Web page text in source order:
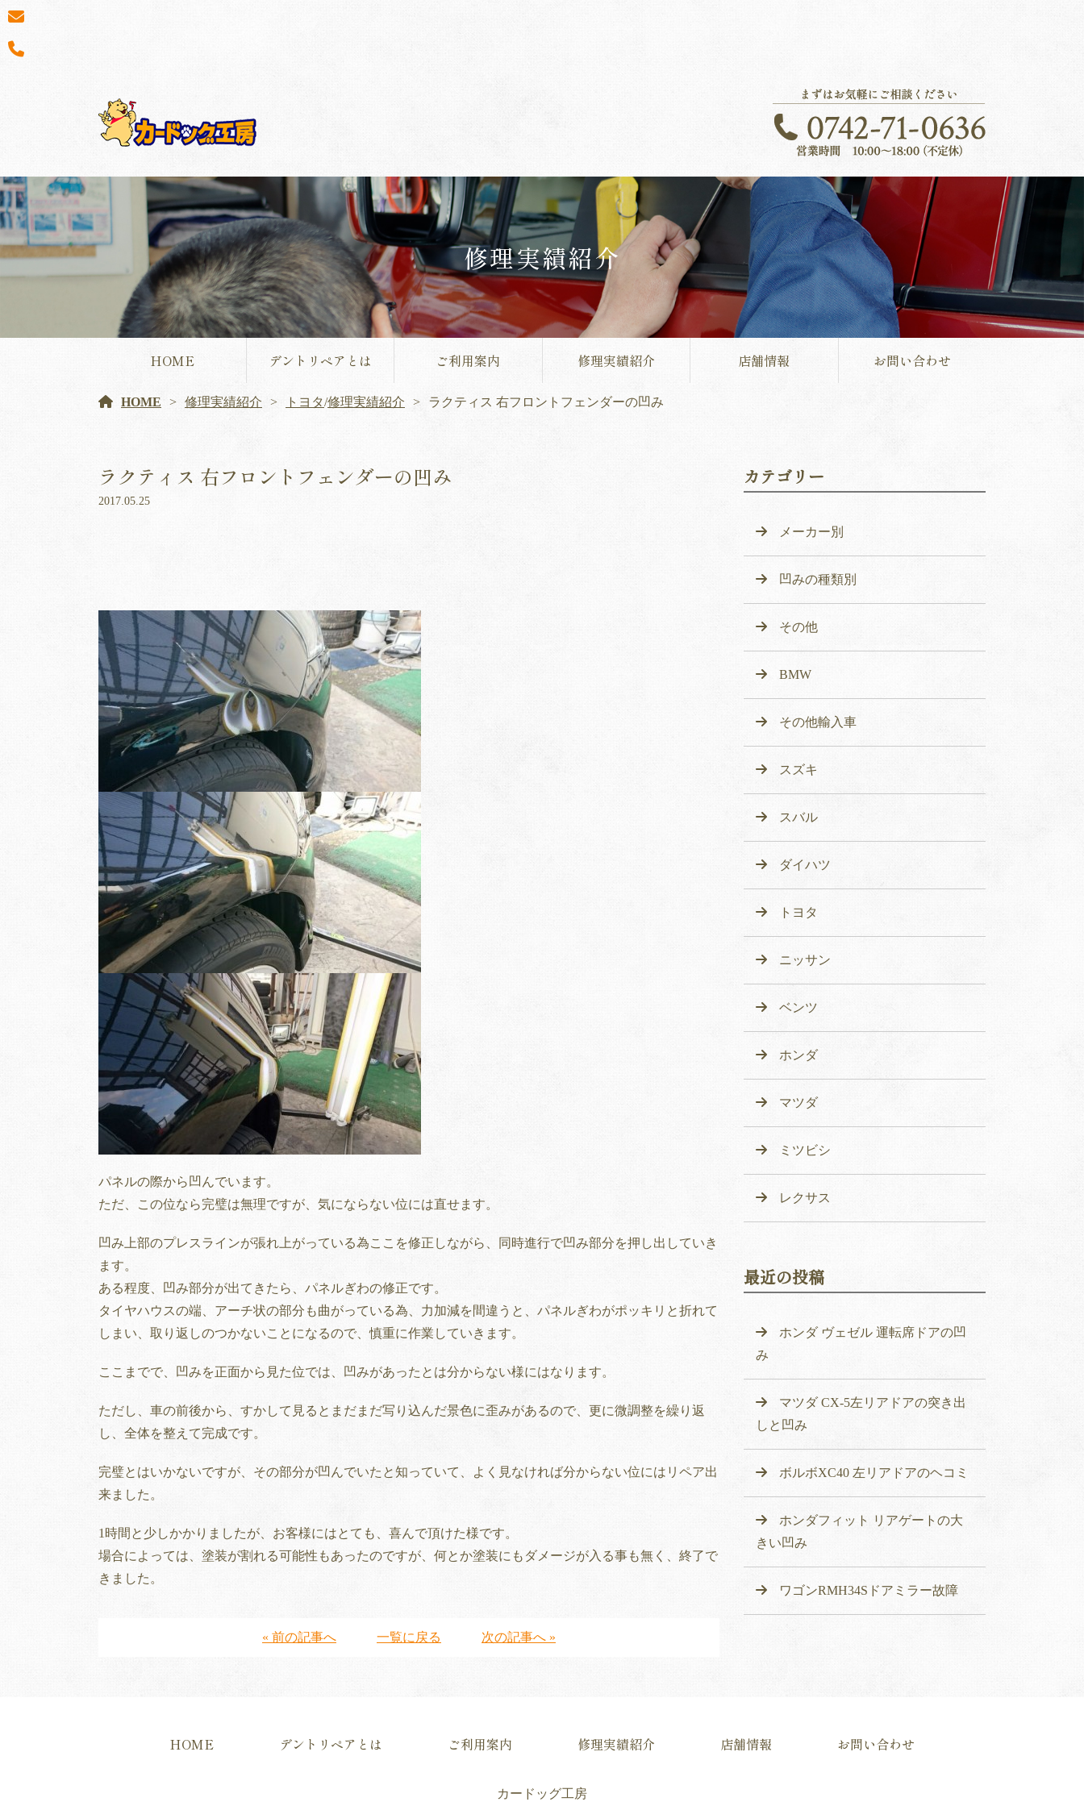
修理実績紹介
HOME デントリペアとは ご利用案内 修理実績紹介 店舗情報 お問い合わせ
HOME 修理実績紹介 トヨタ/修理実績紹介 ラクティス 右フロントフェンダーの凹み
ラクティス 右フロントフェンダーの凹み
2017.05.25
パネルの際から凹んでいます。
ただ、この位なら完璧は無理ですが、気にならない位には直せます。
凹み上部のプレスラインが張れ上がっている為ここを修正しながら、同時進行で凹み部分を押し出していき
ます。
ある程度、凹み部分が出てきたら、パネルぎわの修正です。
タイヤハウスの端、アーチ状の部分も曲がっている為、力加減を間違うと、パネルぎわがポッキリと折れて
しまい、取り返しのつかないことになるので、慎重に作業していきます。
ここまでで、凹みを正面から見た位では、凹みがあったとは分からない様にはなります。
ただし、車の前後から、すかして見るとまだまだ写り込んだ景色に歪みがあるので、更に微調整を繰り返
し、全体を整えて完成です。
完璧とはいかないですが、その部分が凹んでいたと知っていて、よく見なければ分からない位にはリペア出
来ました。
1時間と少しかかりましたが、お客様にはとても、喜んで頂けた様です。
場合によっては、塗装が割れる可能性もあったのですが、何とか塗装にもダメージが入る事も無く、終了で
きました。
« 前の記事へ 一覧に戻る 次の記事へ »
カテゴリー
メーカー別
凹みの種類別
その他
BMW
その他輸入車
スズキ
スバル
ダイハツ
トヨタ
ニッサン
ベンツ
ホンダ
マツダ
ミツビシ
レクサス
最近の投稿
ホンダ ヴェゼル 運転席ドアの凹
み
マツダ CX-5左リアドアの突き出
しと凹み
ボルボXC40 左リアドアのヘコミ
ホンダフィット リアゲートの大
きい凹み
ワゴンRMH34Sドアミラー故障
HOME デントリペアとは ご利用案内 修理実績紹介 店舗情報 お問い合わせ
カードッグ工房